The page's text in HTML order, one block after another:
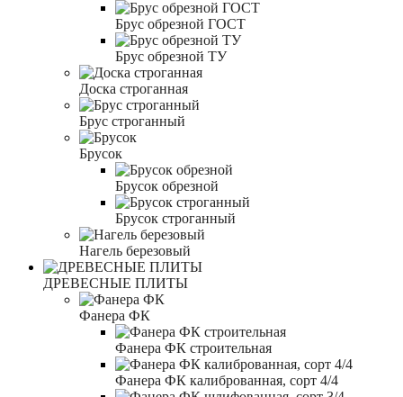
Брус обрезной ГОСТ
Брус обрезной ТУ
Доска строганная
Брус строганный
Брусок
Брусок обрезной
Брусок строганный
Нагель березовый
ДРЕВЕСНЫЕ ПЛИТЫ
Фанера ФК
Фанера ФК строительная
Фанера ФК калиброванная, сорт 4/4